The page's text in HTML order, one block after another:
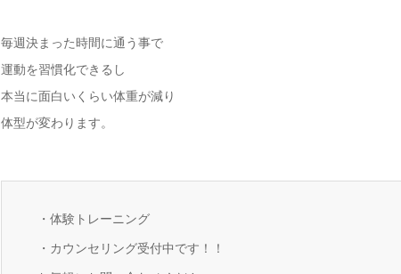
毎週決まった時間に通う事で
運動を習慣化できるし
本当に面白いくらい体重が減り
体型が変わります。
・体験トレーニング
・カウンセリング受付中です！！